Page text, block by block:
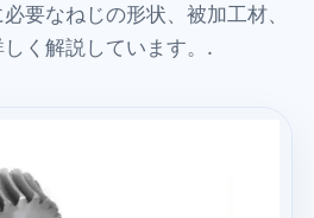
要なねじの形状、被加工材、
く解説しています。.